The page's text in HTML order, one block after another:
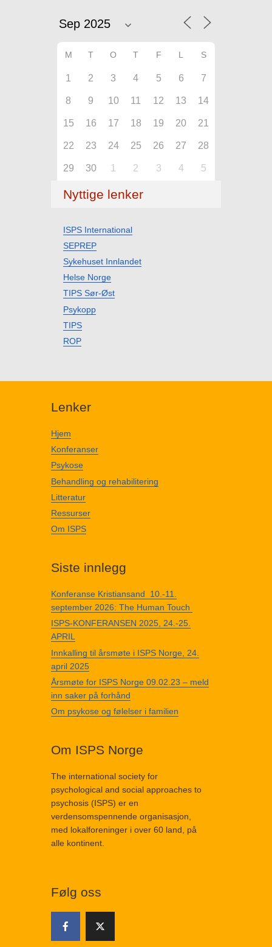
M T O T F L S
1 2 3 4 5 6 7
8 9 10 11 12 13 14
15 16 17 18 19 20 21
22 23 24 25 26 27 28
29 30 1 2 3 4 5
Nyttige lenker
ISPS International
SEPREP
Sykehuset Innlandet
Helse Norge
TIPS Sør-Øst
Psykopp
TIPS
ROP
Lenker
Hjem
Konferanser
Psykose
Behandling og rehabilitering
Litteratur
Ressurser
Om ISPS
Siste innlegg
Konferanse Kristiansand 10.-11.
september 2026: The Human Touch
ISPS-KONFERANSEN 2025, 24.-25.
APRIL
Innkalling til årsmøte i ISPS Norge, 24.
april 2025
Årsmøte for ISPS Norge 09.02.23 – meld
inn saker på forhånd
Om psykose og følelser i familien
Om ISPS Norge
The international society for
psychological and social approaches to
psychosis (ISPS) er en
verdensomspennende organisasjon,
med lokalforeninger i over 60 land, på
alle kontinent.
Følg oss